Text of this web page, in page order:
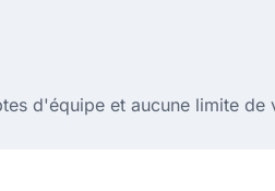
d'équipe et aucune limite de